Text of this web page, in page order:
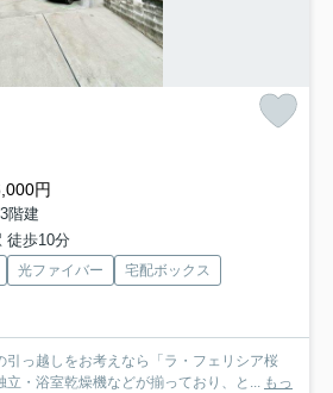
円
階建
徒歩10分
光ファイバー
宅配ボックス
引っ越しをお考えなら「ラ・フェリシア桜
立・浴室乾燥機などが揃っており、と...
もっ